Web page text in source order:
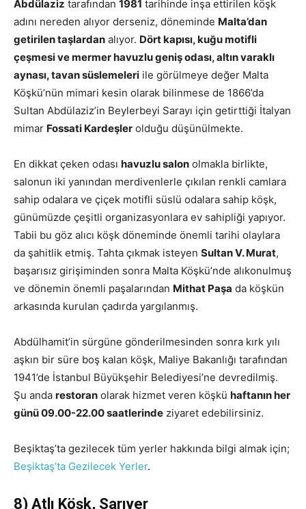
Abdülaziz tarafından 1981 tarihinde inşa ettirilen köşk
adını nereden alıyor derseniz, döneminde Malta’dan
getirilen taşlardan alıyor. Dört kapısı, kuğu motifli
çeşmesi ve mermer havuzlu geniş odası, altın varaklı
aynası, tavan süslemeleri ile görülmeye değer Malta
Köşkü’nün mimari kesin olarak bilinmese de 1866’da
Sultan Abdülaziz’in Beylerbeyi Sarayı için getirttiği İtalyan
mimar Fossati Kardeşler olduğu düşünülmekte.
En dikkat çeken odası havuzlu salon olmakla birlikte,
salonun iki yanından merdivenlerle çıkılan renkli camlara
sahip odalara ve çiçek motifli süslü odalara sahip köşk,
günümüzde çeşitli organizasyonlara ev sahipliği yapıyor.
Tabii bu göz alıcı köşk döneminde önemli tarihi olaylara
da şahitlik etmiş. Tahta çıkmak isteyen Sultan V. Murat,
başarısız girişiminden sonra Malta Köşkü’nde alıkonulmuş
ve dönemin önemli paşalarından Mithat Paşa da köşkün
arkasında kurulan çadırda yargılanmış.
Abdülhamit’in sürgüne gönderilmesinden sonra kırk yılı
aşkın bir süre boş kalan köşk, Maliye Bakanlığı tarafından
1941’de İstanbul Büyükşehir Belediyesi’ne devredilmiş.
Şu anda restoran olarak hizmet veren köşkü haftanın her
günü 09.00-22.00 saatlerinde ziyaret edebilirsiniz.
Beşiktaş’ta gezilecek tüm yerler hakkında bilgi almak için;
Beşiktaş’ta Gezilecek Yerler.
8) Atlı Köşk, Sarıyer